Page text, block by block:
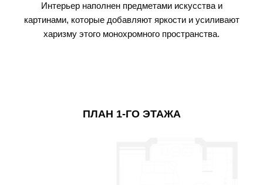
Интерьер наполнен предметами искусства и
картинами, которые добавляют яркости и усиливают
харизму этого монохромного пространства.
ПЛАН 1-ГО ЭТАЖА